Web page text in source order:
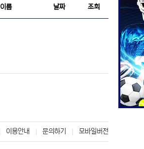
이름 날짜 조회
이용안내 문의하기 모바일버전